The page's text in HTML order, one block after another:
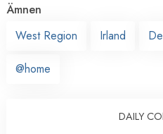
Ämnen
West Region
Irland
@home
DAILY